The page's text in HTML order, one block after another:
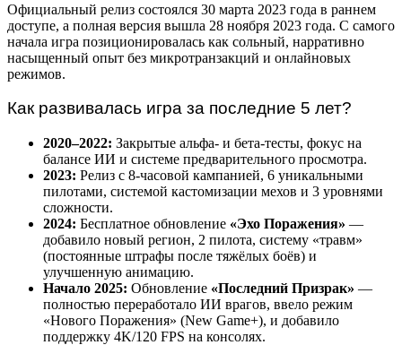
Официальный релиз состоялся 30 марта 2023 года в раннем
доступе, а полная версия вышла 28 ноября 2023 года. С самого
начала игра позиционировалась как сольный, нарративно
насыщенный опыт без микротранзакций и онлайновых
режимов.
Как развивалась игра за последние 5 лет?
2020–2022: Закрытые альфа- и бета-тесты, фокус на
балансе ИИ и системе предварительного просмотра.
2023: Релиз с 8-часовой кампанией, 6 уникальными
пилотами, системой кастомизации мехов и 3 уровнями
сложности.
2024: Бесплатное обновление «Эхо Поражения» —
добавило новый регион, 2 пилота, систему «травм»
(постоянные штрафы после тяжёлых боёв) и
улучшенную анимацию.
Начало 2025: Обновление «Последний Призрак» —
полностью переработало ИИ врагов, ввело режим
«Нового Поражения» (New Game+), и добавило
поддержку 4K/120 FPS на консолях.